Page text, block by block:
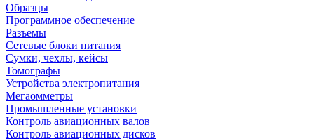
Образцы
Программное обеспечение
Разъемы
Сетевые блоки питания
Сумки, чехлы, кейсы
Томографы
Устройства электропитания
Мегаомметры
Промышленные установки
Контроль авиационных валов
Контроль авиационных дисков